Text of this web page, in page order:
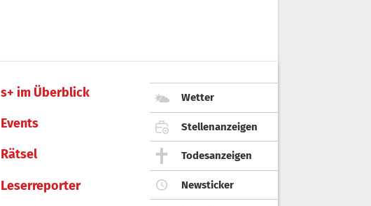
s+ im Überblick
Events
Rätsel
Leserreporter
Wetter
Stellenanzeigen
Todesanzeigen
Newsticker